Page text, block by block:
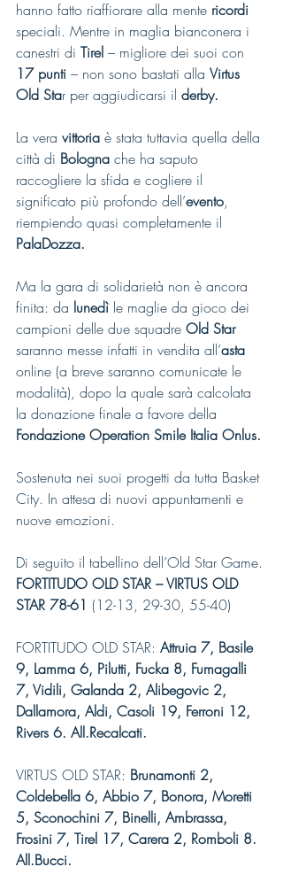
hanno fatto riaffiorare alla mente ricordi
speciali. Mentre in maglia bianconera i
canestri di Tirel – migliore dei suoi con
17 punti – non sono bastati alla Virtus
Old Star per aggiudicarsi il derby.
La vera vittoria è stata tuttavia quella della
città di Bologna che ha saputo
raccogliere la sfida e cogliere il
significato più profondo dell’evento,
riempiendo quasi completamente il
PalaDozza.
Ma la gara di solidarietà non è ancora
finita: da lunedì le maglie da gioco dei
campioni delle due squadre Old Star
saranno messe infatti in vendita all’asta
online (a breve saranno comunicate le
modalità), dopo la quale sarà calcolata
la donazione finale a favore della
Fondazione Operation Smile Italia Onlus.
Sostenuta nei suoi progetti da tutta Basket
City. In attesa di nuovi appuntamenti e
nuove emozioni.
Di seguito il tabellino dell’Old Star Game.
FORTITUDO OLD STAR – VIRTUS OLD
STAR 78-61 (12-13, 29-30, 55-40)
FORTITUDO OLD STAR: Attruia 7, Basile
9, Lamma 6, Pilutti, Fucka 8, Fumagalli
7, Vidili, Galanda 2, Alibegovic 2,
Dallamora, Aldi, Casoli 19, Ferroni 12,
Rivers 6. All.Recalcati.
VIRTUS OLD STAR: Brunamonti 2,
Coldebella 6, Abbio 7, Bonora, Moretti
5, Sconochini 7, Binelli, Ambrassa,
Frosini 7, Tirel 17, Carera 2, Romboli 8.
All.Bucci.